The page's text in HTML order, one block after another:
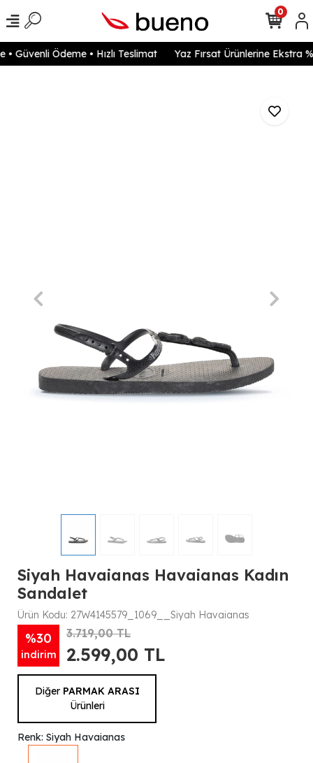
Güvenli Ödeme • Hızlı Teslimat Yaz Fırsat Ürünlerine Ekstra
0
Siyah Havaianas Havaianas Kadın
Sandalet
Ürün Kodu: 27W4145579_1069__Siyah Havaianas
%30
indirim
3.719,00 TL
2.599,00 TL
Diğer PARMAK ARASI
Ürünleri
Renk: Siyah Havaianas